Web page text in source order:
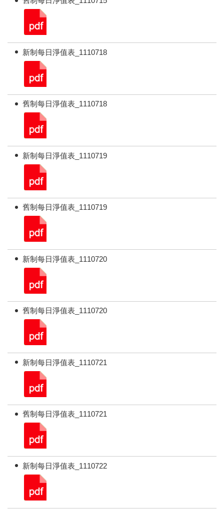
新制每日淨值表_1110718
舊制每日淨值表_1110718
新制每日淨值表_1110719
舊制每日淨值表_1110719
新制每日淨值表_1110720
舊制每日淨值表_1110720
新制每日淨值表_1110721
舊制每日淨值表_1110721
新制每日淨值表_1110722